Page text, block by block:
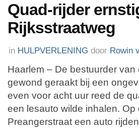
Quad-rijder
Rijksstraatweg
in HULPVERLENING door Rowin
Haarlem – De bestuurder
gewond geraakt bij een
even voor acht uur reed de
een lesauto wilde inhalen.
Preangerstraat een auto